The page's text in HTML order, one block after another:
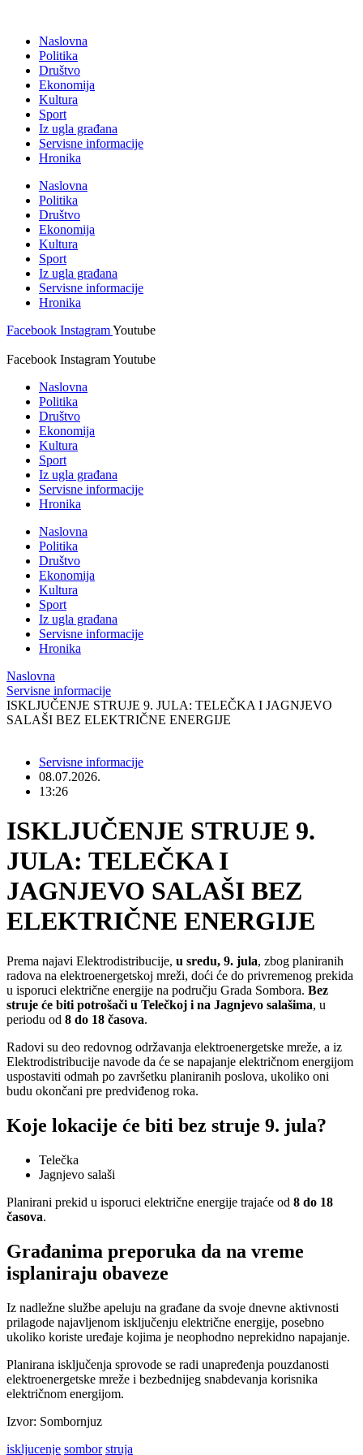
sadržajNaslovna
Politika
Društvo
Ekonomija
Kultura
Sport
Iz ugla građana
Servisne informacije
Hronika
Naslovna
Politika
Društvo
Ekonomija
Kultura
Sport
Iz ugla građana
Servisne informacije
Hronika
Facebook InstagramYoutube
Facebook InstagramYoutube
Naslovna
Politika
Društvo
Ekonomija
Kultura
Sport
Iz ugla građana
Servisne informacije
Hronika
Naslovna
Politika
Društvo
Ekonomija
Kultura
Sport
Iz ugla građana
Servisne informacije
Hronika
Naslovna
Servisne informacije
ISKLJUČENJE STRUJE 9. JULA: TELEČKA I JAGNJEVO
SALAŠI BEZ ELEKTRIČNE ENERGIJE
Servisne informacije
08.07.2026.
13:26
ISKLJUČENJE STRUJE 9.
JULA: TELEČKA I
JAGNJEVO SALAŠI BEZ
ELEKTRIČNE ENERGIJE
Prema najavi Elektrodistribucije, u sredu, 9. jula, zbog planiranih
radova na elektroenergetskoj mreži, doći će do privremenog prekida
u isporuci električne energije na području Grada Sombora. Bez
struje će biti potrošači u Telečkoj i na Jagnjevo salašima, u
periodu od 8 do 18 časova.
Radovi su deo redovnog održavanja elektroenergetske mreže, a iz
Elektrodistribucije navode da će se napajanje električnom energijom
uspostaviti odmah po završetku planiranih poslova, ukoliko oni
budu okončani pre predviđenog roka.
Koje lokacije će biti bez struje 9. jula?
Telečka
Jagnjevo salaši
Planirani prekid u isporuci električne energije trajaće od 8 do 18
časova.
Građanima preporuka da na vreme
isplaniraju obaveze
Iz nadležne službe apeluju na građane da svoje dnevne aktivnosti
prilagode najavljenom isključenju električne energije, posebno
ukoliko koriste uređaje kojima je neophodno neprekidno napajanje.
Planirana isključenja sprovode se radi unapređenja pouzdanosti
elektroenergetske mreže i bezbednijeg snabdevanja korisnika
električnom energijom.
Izvor: Sombornjuz
iskljucenje sombor struja